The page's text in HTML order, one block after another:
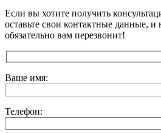
Если вы хотите получить
оставьте свои контактные данные,
обязательно вам перезвонит!
Оставьте это поле пустым.
Ваше имя:
Телефон: